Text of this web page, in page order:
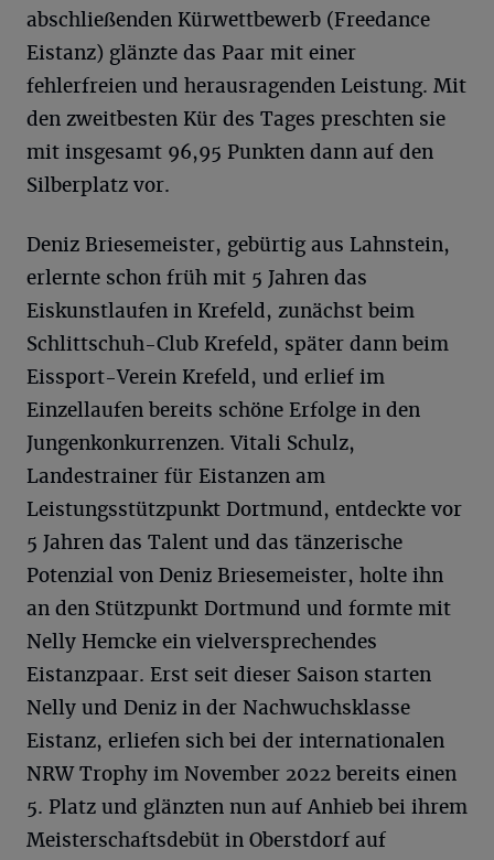
abschließenden Kürwettbewerb (Freedance
Eistanz) glänzte das Paar mit einer
fehlerfreien und herausragenden Leistung. Mit
den zweitbesten Kür des Tages preschten sie
mit insgesamt 96,95 Punkten dann auf den
Silberplatz vor.
Deniz Briesemeister, gebürtig aus Lahnstein,
erlernte schon früh mit 5 Jahren das
Eiskunstlaufen in Krefeld, zunächst beim
Schlittschuh-Club Krefeld, später dann beim
Eissport-Verein Krefeld, und erlief im
Einzellaufen bereits schöne Erfolge in den
Jungenkonkurrenzen. Vitali Schulz,
Landestrainer für Eistanzen am
Leistungsstützpunkt Dortmund, entdeckte vor
5 Jahren das Talent und das tänzerische
Potenzial von Deniz Briesemeister, holte ihn
an den Stützpunkt Dortmund und formte mit
Nelly Hemcke ein vielversprechendes
Eistanzpaar. Erst seit dieser Saison starten
Nelly und Deniz in der Nachwuchsklasse
Eistanz, erliefen sich bei der internationalen
NRW Trophy im November 2022 bereits einen
5. Platz und glänzten nun auf Anhieb bei ihrem
Meisterschaftsdebüt in Oberstdorf auf